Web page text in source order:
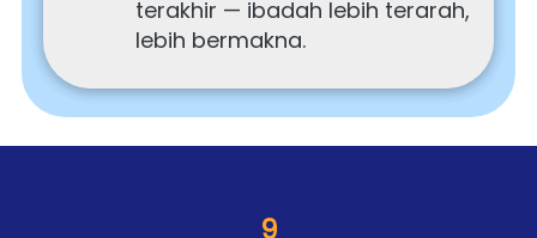
terakhir — ibadah lebih terarah,
lebih bermakna.
9